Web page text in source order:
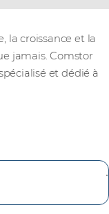
la croissance et la
jamais. Comstor
et dédié à